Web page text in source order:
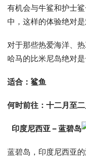
有机会与牛鲨和护士
中，这样的体验绝对是
对于那些热爱海洋、
哈马的比米尼岛绝对
适合：鲨鱼
何时前往：十二月至二
印度尼西亚 – 蓝碧岛
蓝碧岛，印度尼西亚